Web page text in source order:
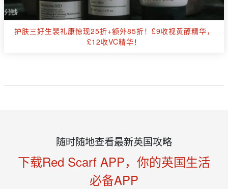
护肤三好生裴礼康惊现25折+额外85折！£9收视黄醇精华，
£12收VC精华！
随时随地查看最新英国攻略
下载Red Scarf APP，你的英国生活
必备APP